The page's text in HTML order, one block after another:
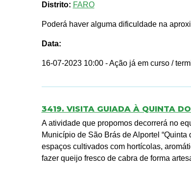
Distrito: FARO
Poderá haver alguma dificuldade na
Data:
16-07-2023 10:00 - Ação já em curso /
3419. VISITA GUIADA À QUINTA
A atividade que propomos decorrerá no
Município de São Brás de Alportel
espaços cultivados com hortícolas,
fazer queijo fresco de cabra de forma